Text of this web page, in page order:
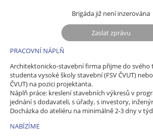
Brigáda již není inzerována
Zaslat zprávu
PRACOVNÍ NÁPLŇ
Architektonicko-stavební firma přijme do
studenta vysoké školy stavební (FSV ČVUT)
ČVUT) na pozici projektanta.
Náplň práce: kreslení stavebních výkresů v
jednání s dodavateli, s úřady, s investory,
Docházka do ateliéru na minimálně 2-3 dny v
NABÍZÍME